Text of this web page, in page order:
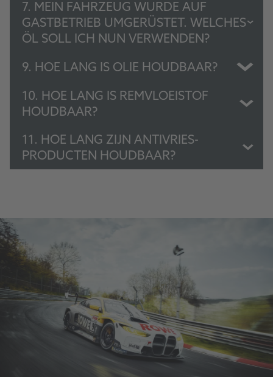
7. MEIN FAHRZEUG WURDE AUF
GASTBETRIEB UMGERÜSTET. WELCHES
ÖL SOLL ICH NUN VERWENDEN?
9. HOE LANG IS OLIE HOUDBAAR?
10. HOE LANG IS REMVLOEISTOF
HOUDBAAR?
11. HOE LANG ZIJN ANTIVRIES-
PRODUCTEN HOUDBAAR?